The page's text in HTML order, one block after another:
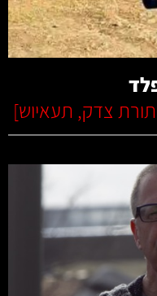
תורת צדק, תעאיוש]